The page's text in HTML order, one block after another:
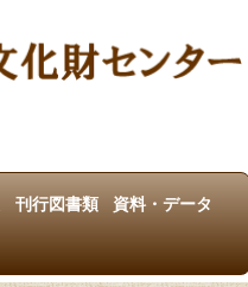
刊行図書類 資料・データ